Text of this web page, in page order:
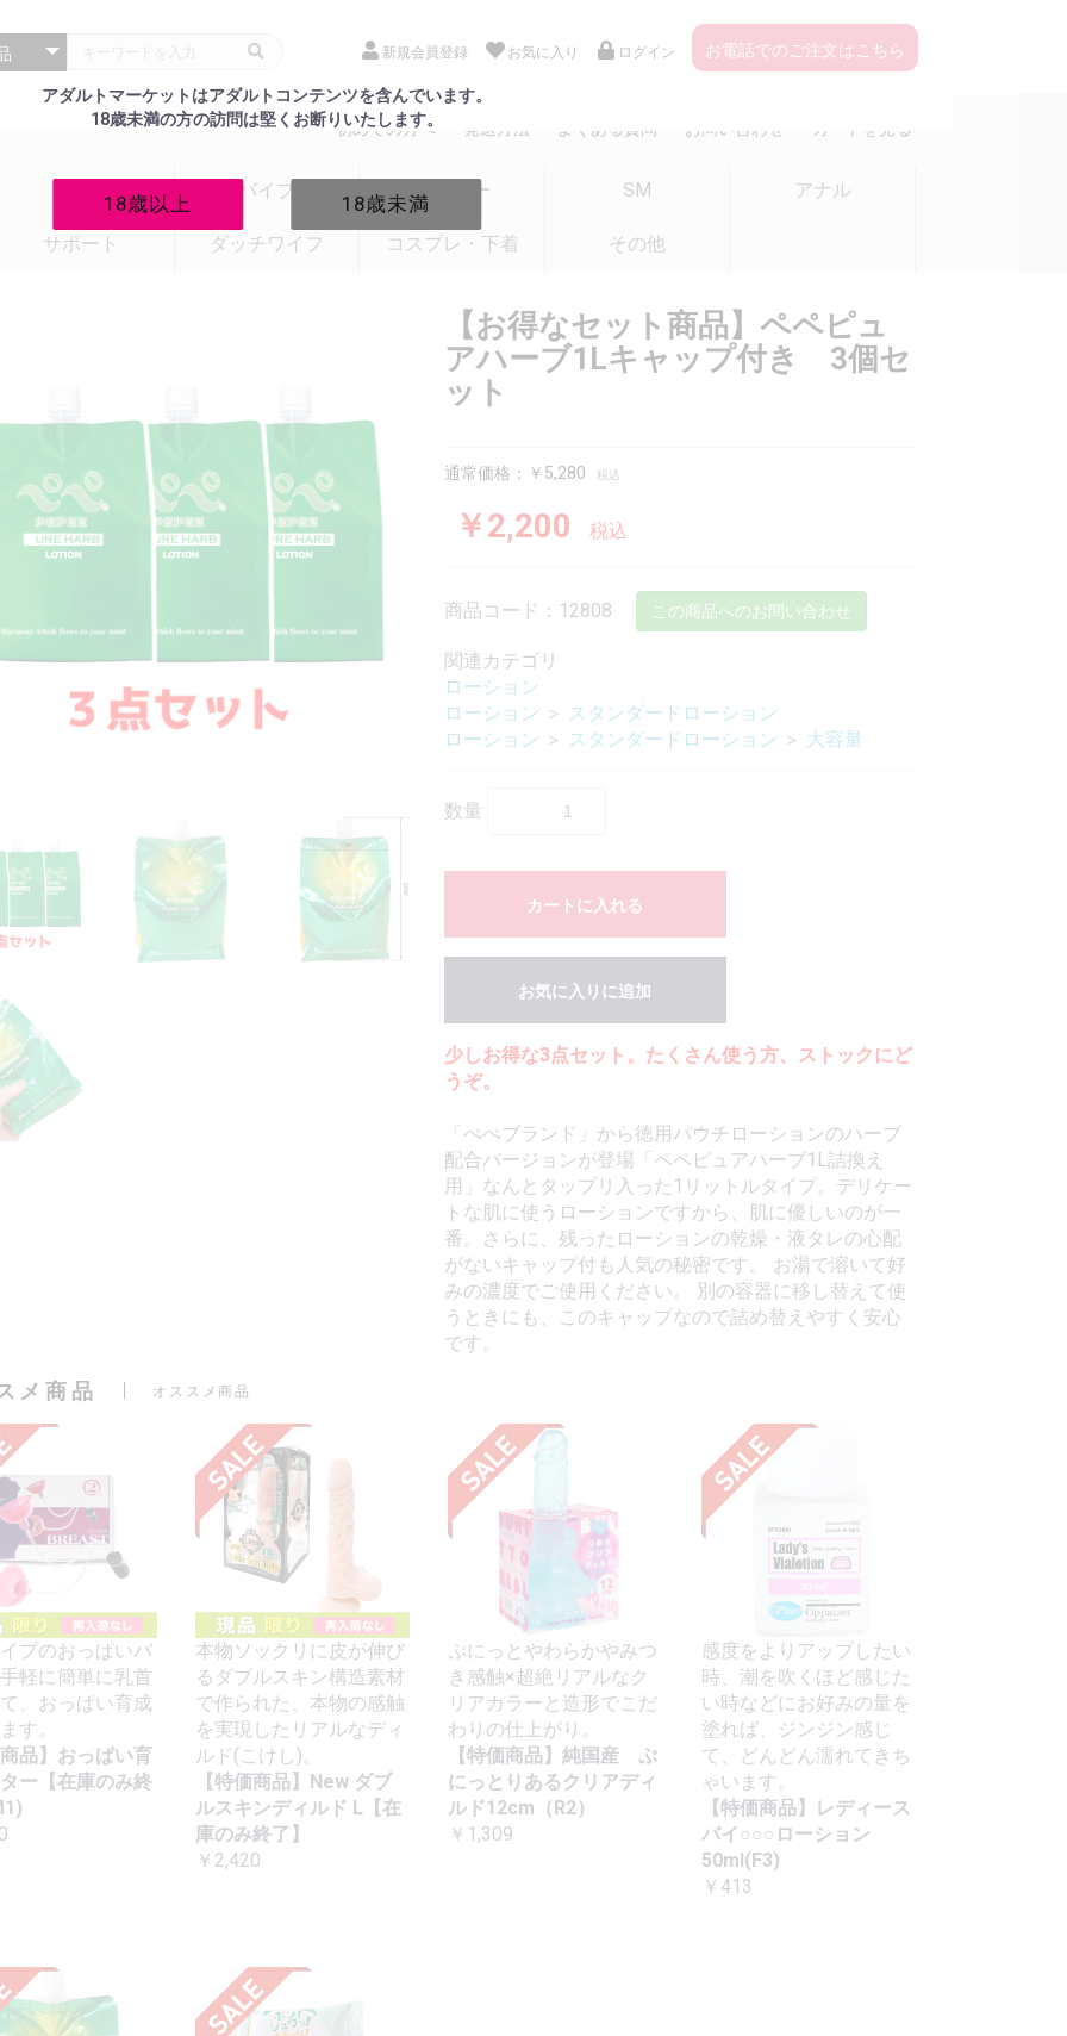
アダルトマーケットはアダルトコンテンツを含んでいます。
18歳未満の方の訪問は堅くお断りいたします。
18歳以上 18歳未満
新規会員登録 お気に入り ログイン お電話でのご注文はこちら
初めての方へ 発送方法 よくある質問 お問い合わせ カートを見る
バイブ ローター SM アナル
サポート ダッチワイフ コスプレ・下着 その他
【お得なセット商品】ペペピュ
アハーブ1Lキャップ付き 3個セ
ット
通常価格：￥5,280 税込
￥2,200 税込
商品コード：12808 この商品へのお問い合わせ
関連カテゴリ
ローション
ローション ＞ スタンダードローション
ローション ＞ スタンダードローション ＞ 大容量
数量
カートに入れる
お気に入りに追加
少しお得な3点セット。たくさん使う方、ストックにど
うぞ。
「ぺぺブランド」から徳用パウチローションのハーブ
配合バージョンが登場「ペペピュアハーブ1L詰換え
用」なんとタップリ入った1リットルタイプ。デリケー
トな肌に使うローションですから、肌に優しいのが一
番。さらに、残ったローションの乾燥・液タレの心配
がないキャップ付も人気の秘密です。 お湯で溶いて好
みの濃度でご使用ください。 別の容器に移し替えて使
うときにも、このキャップなので詰め替えやすく安心
です。
メ商品 オススメ商品
プのおっぱいバ
軽に簡単に乳首
、おっぱい育成
す。
品】おっぱい育
ー【在庫のみ終
本物ソックリに皮が伸び
るダブルスキン構造素材
で作られた、本物の感触
を実現したリアルなディ
ルド(こけし)。
【特価商品】New ダブ
ルスキンディルド L【在
庫のみ終了】
￥2,420
ぷにっとやわらかやみつ
き感触×超絶リアルなク
リアカラーと造形でこだ
わりの仕上がり。
【特価商品】純国産 ぷ
にっとりあるクリアディ
ルド12cm（R2）
￥1,309
感度をよりアップしたい
時、潮を吹くほど感じた
い時などにお好みの量を
塗れば、ジンジン感じ
て、どんどん濡れてきち
ゃいます。
【特価商品】レディース
バイ○○○ローション
50ml(F3)
￥413